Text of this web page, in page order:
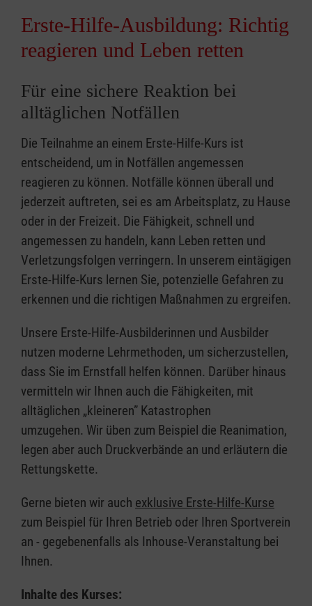
Erste-Hilfe-Ausbildung: Richtig
reagieren und Leben retten
Für eine sichere Reaktion bei
alltäglichen Notfällen
Die Teilnahme an einem Erste-Hilfe-Kurs ist
entscheidend, um in Notfällen angemessen
reagieren zu können. Notfälle können überall und
jederzeit auftreten, sei es am Arbeitsplatz, zu Hause
oder in der Freizeit. Die Fähigkeit, schnell und
angemessen zu handeln, kann Leben retten und
Verletzungsfolgen verringern. In unserem eintägigen
Erste-Hilfe-Kurs lernen Sie, potenzielle Gefahren zu
erkennen und die richtigen Maßnahmen zu ergreifen.
Unsere Erste-Hilfe-Ausbilderinnen und Ausbilder
nutzen moderne Lehrmethoden, um sicherzustellen,
dass Sie im Ernstfall helfen können. Darüber hinaus
vermitteln wir Ihnen auch die Fähigkeiten, mit
alltäglichen „kleineren” Katastrophen
umzugehen. Wir üben zum Beispiel die Reanimation,
legen aber auch Druckverbände an und erläutern die
Rettungskette.
Gerne bieten wir auch exklusive Erste-Hilfe-Kurse
zum Beispiel für Ihren Betrieb oder Ihren Sportverein
an - gegebenenfalls als Inhouse-Veranstaltung bei
Ihnen.
Inhalte des Kurses: